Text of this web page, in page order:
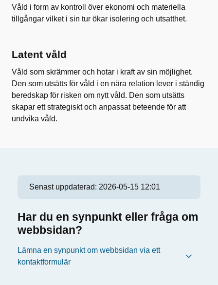
Våld i form av kontroll över ekonomi och materiella
tillgångar vilket i sin tur ökar isolering och utsatthet.
Latent våld
Våld som skrämmer och hotar i kraft av sin möjlighet.
Den som utsätts för våld i en nära relation lever i ständig
beredskap för risken om nytt våld. Den som utsätts
skapar ett strategiskt och anpassat beteende för att
undvika våld.
Senast uppdaterad: 2026-05-15 12:01
Har du en synpunkt eller fråga om
webbsidan?
Lämna en synpunkt om webbsidan via ett
kontaktformulär